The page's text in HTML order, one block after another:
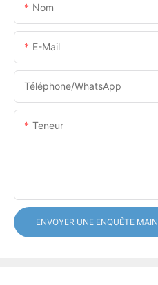
Nom
E-Mail
Téléphone/WhatsApp
Teneur
ENVOYER UNE ENQUÊTE